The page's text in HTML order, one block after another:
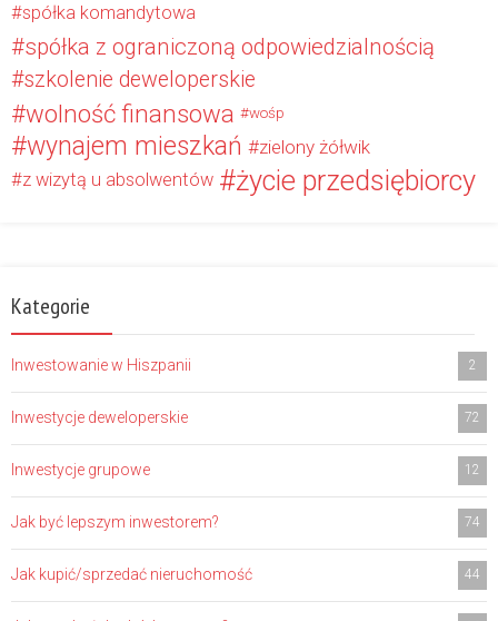
spółka komandytowa
spółka z ograniczoną odpowiedzialnością
szkolenie deweloperskie
wolność finansowa wośp
wynajem mieszkań zielony żółwik
z wizytą u absolwentów życie przedsiębiorcy
Kategorie
Inwestowanie w Hiszpanii 2
Inwestycje deweloperskie 72
Inwestycje grupowe 12
Jak być lepszym inwestorem? 74
Jak kupić/sprzedać nieruchomość 44